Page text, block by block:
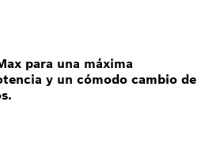
para una máxima
y un cómodo cambio de